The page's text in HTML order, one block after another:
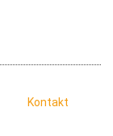
Kontakt